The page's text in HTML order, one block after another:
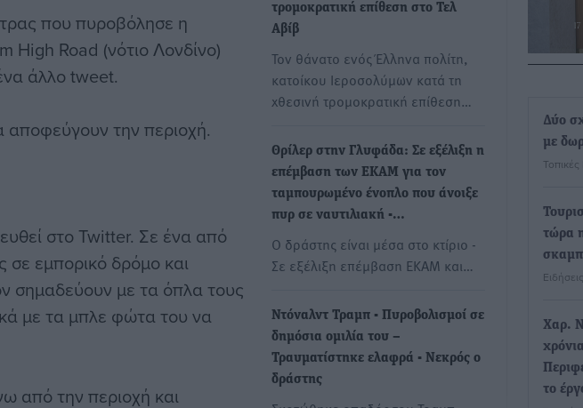
που πυροβόλησε η
High Road (νότιο Λονδίνο)
άλλο tweet.
αποφεύγουν την περιοχή.
στο Twitter. Σε ένα από
εμπορικό δρόμο και
σημαδεύουν με τα όπλα τους
με τα μπλε φώτα του να
από την περιοχή και
τρομοκρατική επίθεση στο Τελ
Αβίβ
Τον θάνατο ενός Έλληνα πολίτη,
κατοίκου Ιεροσολύμων κατά τη
χθεσινή τρομοκρατική επίθεση…
Θρίλερ στην Γλυφάδα: Σε εξέλιξη η
επέμβαση των ΕΚΑΜ για τον
ταμπουρωμένο ένοπλο που άνοιξε
πυρ σε ναυτιλιακή -…
Ο δράστης είναι μέσα στο κτίριο -
Σε εξέλιξη επέμβαση ΕΚΑΜ και…
Ντόναλντ Τραμπ - Πυροβολισμοί σε
δημόσια ομιλία του –
Τραυματίστηκε ελαφρά - Νεκρός ο
δράστης
Δύο
με
Τοπικές
τώρα
Ειδήσεις
Χαρ.
το